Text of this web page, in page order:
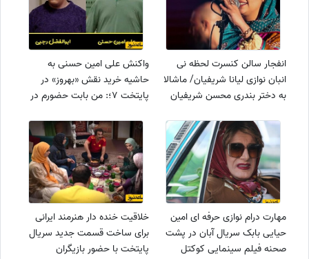
انفجار سالن کنسرت لحظه نی
انبان نوازی لیانا شریفیان/ ماشالا
به دختر بندری محسن شریفیان
واکنش علی امین حسنی به
حاشیه خرید نقش «بهروز» در
پایتخت 7؛: من بابت حضورم در
ابوالفضل رجبی آدم حسودی
است!+فیلم
مهارت درام نوازی حرفه ای امین
حیایی بابک سریال آبان در پشت
صحنه فیلم سینمایی کوکتل
خلاقیت خنده دار هنرمند ایرانی
برای ساخت قسمت جدید سریال
پایتخت با حضور بازیگران